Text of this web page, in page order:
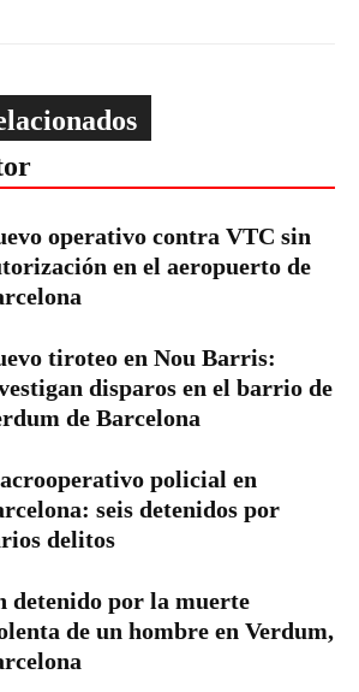
operativo contra VTC sin
en el aeropuerto de
tiroteo en Nou Barris:
disparos en el barrio de
de Barcelona
policial en
seis detenidos por
delitos
detenido por la muerte
de un hombre en Verdum,